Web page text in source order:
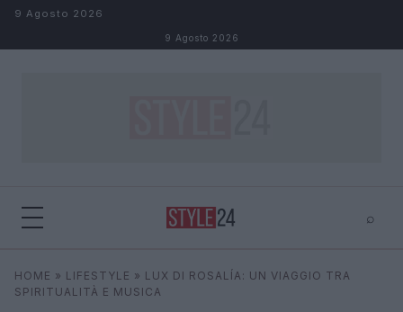
Salta al contenuto
9 Agosto 2026
9 Agosto 2026
⌕
Cerca ⌕
HOME » LIFESTYLE » LUX DI ROSALÍA: UN VIAGGIO TRA
SPIRITUALITÀ E MUSICA